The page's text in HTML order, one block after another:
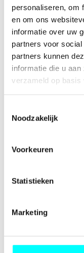
personaliseren, om
en om ons
informatie over uw
partners voor
partners kunnen
informatie die u
verzameld op basis
Noodzakelijk
Voorkeuren
Statistieken
Marketing
INFIX
LASTNAME
PHONE NUMBER
COC